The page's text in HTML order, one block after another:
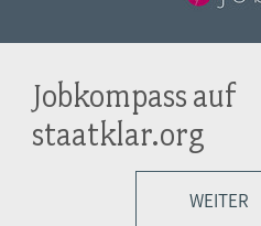
Jobkompass auf
staatklar.org
WEITER